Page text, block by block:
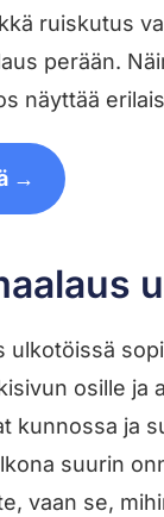
ruiskutus
perään.
näyttää
→
ulkotöissä
osille ja
kunnossa ja
suurin
vaan se,